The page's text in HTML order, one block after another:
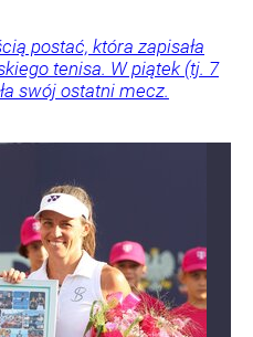
postać, która zapisała
tenisa. W piątek (tj. 7
swój ostatni mecz.